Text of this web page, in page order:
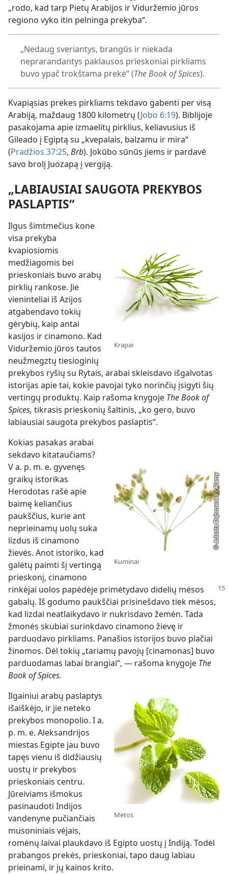
„rodo, kad tarp Pietų Arabijos ir Viduržemio jūros
regiono vyko itin pelninga prekyba“.
„Nedaug sveriantys, brangūs ir niekada
neprarandantys paklausos prieskoniai pirkliams
buvo ypač trokštama prekė“ (The Book of Spices).
Kvapiąsias prekes pirkliams tekdavo gabenti per visą
Arabiją, maždaug 1800 kilometrų (Jobo 6:19). Biblijoje
pasakojama apie izmaelitų pirklius, keliavusius iš
Gileado į Egiptą su „kvepalais, balzamu ir mira“
(Pradžios 37:25, Brb). Jokūbo sūnūs jiems ir pardavė
savo brolį Juozapą į vergiją.
„LABIAUSIAI SAUGOTA PREKYBOS
PASLAPTIS“
Krapai
Ilgus šimtmečius kone
visa prekyba
kvapiosiomis
medžiagomis bei
prieskoniais buvo arabų
pirklių rankose. Jie
vieninteliai iš Azijos
atgabendavo tokių
gėrybių, kaip antai
kasijos ir cinamono. Kad
Viduržemio jūros tautos
neužmegztų tiesioginių
prekybos ryšių su Rytais, arabai skleisdavo išgalvotas
istorijas apie tai, kokie pavojai tyko norinčių įsigyti šių
vertingų produktų. Kaip rašoma knygoje The Book of
Spices, tikrasis prieskonių šaltinis, „ko gero, buvo
labiausiai saugota prekybos paslaptis“.
Kuminai
Kokias pasakas arabai
sekdavo kitataučiams?
V a. p. m. e. gyvenęs
graikų istorikas
Herodotas rašė apie
baimę keliančius
paukščius, kurie ant
neprieinamų uolų suka
lizdus iš cinamono
žievės. Anot istoriko, kad
galėtų paimti šį vertingą
prieskonį, cinamono
rinkėjai uolos papėdėje primėtydavo didelių mėsos
gabalų. Iš godumo paukščiai prisinešdavo tiek mėsos,
kad lizdai neatlaikydavo ir nukrisdavo žemėn. Tada
žmonės skubiai surinkdavo cinamono žievę ir
parduodavo pirkliams. Panašios istorijos buvo plačiai
žinomos. Dėl tokių „tariamų pavojų [cinamonas] buvo
parduodamas labai brangiai“, — rašoma knygoje The
Book of Spices.
Mėtos
Ilgainiui arabų paslaptys
išaiškėjo, ir jie neteko
prekybos monopolio. I a.
p. m. e. Aleksandrijos
miestas Egipte jau buvo
tapęs vienu iš didžiausių
uostų ir prekybos
prieskoniais centru.
Jūreiviams išmokus
pasinaudoti Indijos
vandenyne pučiančiais
musoniniais vėjais,
romėnų laivai plaukdavo iš Egipto uostų į Indiją. Todėl
prabangos prekės, prieskoniai, tapo daug labiau
prieinami, ir jų kainos krito.